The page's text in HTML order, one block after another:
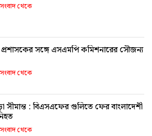
থেকে
সঙ্গে এসএমপি কমিশনারের সৌজন্য
থেকে
সীমান্ত : বিএসএফের গুলিতে ফের বাংলাদেশী
থেকে